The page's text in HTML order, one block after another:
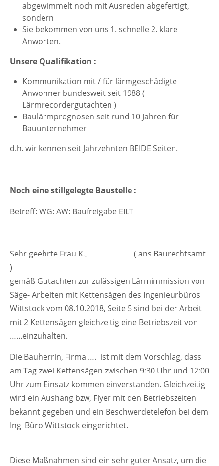
Donec quam felis, ultricies nec.
abgewimmelt noch mit Ausreden abgefertigt,
sondern
Sie bekommen von uns 1. schnelle 2. klare
Anworten.
Unsere Qualifikation :
Kommunikation mit / für lärmgeschädigte
Anwohner bundesweit seit 1988 (
Lärmrecordergutachten )
Baulärmprognosen seit rund 10 Jahren für
Bauunternehmer
d.h. wir kennen seit Jahrzehnten BEIDE Seiten.
Noch eine stillgelegte Baustelle :
Betreff: WG: AW: Baufreigabe EILT
Sehr geehrte Frau K., ( ans Baurechtsamt
)
gemäß Gutachten zur zulässigen Lärmimmission von
Säge- Arbeiten mit Kettensägen des Ingenieurbüros
Wittstock vom 08.10.2018, Seite 5 sind bei der Arbeit
mit 2 Kettensägen gleichzeitig eine Betriebszeit von
……einzuhalten.
Die Bauherrin, Firma …. ist mit dem Vorschlag, dass
am Tag zwei Kettensägen zwischen 9:30 Uhr und 12:00
Uhr zum Einsatz kommen einverstanden. Gleichzeitig
wird ein Aushang bzw, Flyer mit den Betriebszeiten
bekannt gegeben und ein Beschwerdetelefon bei dem
Ing. Büro Wittstock eingerichtet.
Diese Maßnahmen sind ein sehr guter Ansatz, um die